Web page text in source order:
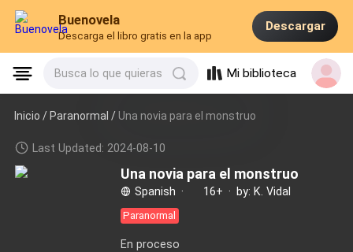
Buenovela
Descarga el libro gratis en la app
Descargar
Busca lo que quieras Mi biblioteca
Inicio /Paranormal / Una novia para el monstruo
Last Updated: 2024-08-10
Una novia para el monstruo
Spanish · 16+ · by: K. Vidal
Paranormal
En proceso